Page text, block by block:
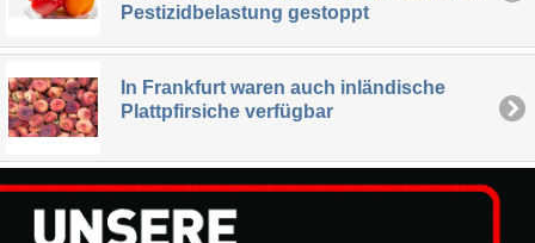
Pestizidbelastung gestoppt
In Frankfurt waren auch inländische
Plattpfirsiche verfügbar